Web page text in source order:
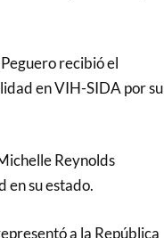
recibió el
en VIH-SIDA por su
Reynolds
en su estado.
a la República